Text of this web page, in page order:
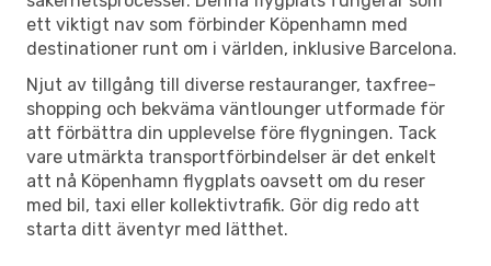
ett viktigt nav som förbinder Köpenhamn med
destinationer runt om i världen, inklusive Barcelona.
Njut av tillgång till diverse restauranger, taxfree-
shopping och bekväma väntlounger utformade för
att förbättra din upplevelse före flygningen. Tack
vare utmärkta transportförbindelser är det enkelt
att nå Köpenhamn flygplats oavsett om du reser
med bil, taxi eller kollektivtrafik. Gör dig redo att
starta ditt äventyr med lätthet.